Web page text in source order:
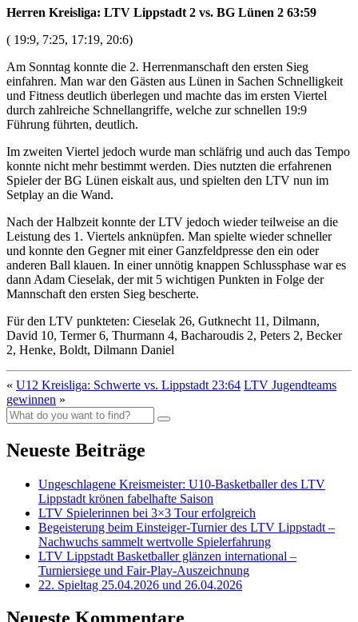
Herren Kreisliga: LTV Lippstadt 2 vs. BG Lünen 2 63:59
( 19:9, 7:25, 17:19, 20:6)
Am Sonntag konnte die 2. Herrenmanschaft den ersten Sieg
einfahren. Man war den Gästen aus Lünen in Sachen Schnelligkeit
und Fitness deutlich überlegen und machte das im ersten Viertel
durch zahlreiche Schnellangriffe, welche zur schnellen 19:9
Führung führten, deutlich.
Im zweiten Viertel jedoch wurde man schläfrig und auch das Tempo
konnte nicht mehr bestimmt werden. Dies nutzten die erfahrenen
Spieler der BG Lünen eiskalt aus, und spielten den LTV nun im
Setplay an die Wand.
Nach der Halbzeit konnte der LTV jedoch wieder teilweise an die
Leistung des 1. Viertels anknüpfen. Man spielte wieder schneller
und konnte den Gegner mit einer Ganzfeldpresse den ein oder
anderen Ball klauen. In einer unnötig knappen Schlussphase war es
dann Adam Cieselak, der mit 5 wichtigen Punkten in Folge der
Mannschaft den ersten Sieg bescherte.
Für den LTV punkteten: Cieselak 26, Gutknecht 11, Dilmann,
David 10, Termer 6, Thurmann 4, Bacharoudis 2, Peters 2, Becker
2, Henke, Boldt, Dilmann Daniel
« U12 Kreisliga: Schwerte vs. Lippstadt 23:64 LTV Jugendteams
gewinnen »
Neueste Beiträge
Ungeschlagene Kreismeister: U10-Basketballer des LTV
Lippstadt krönen fabelhafte Saison
LTV Spielerinnen bei 3×3 Tour erfolgreich
Begeisterung beim Einsteiger-Turnier des LTV Lippstadt –
Nachwuchs sammelt wertvolle Spielerfahrung
LTV Lippstadt Basketballer glänzen international –
Turniersiege und Fair-Play-Auszeichnung
22. Spieltag 25.04.2026 und 26.04.2026